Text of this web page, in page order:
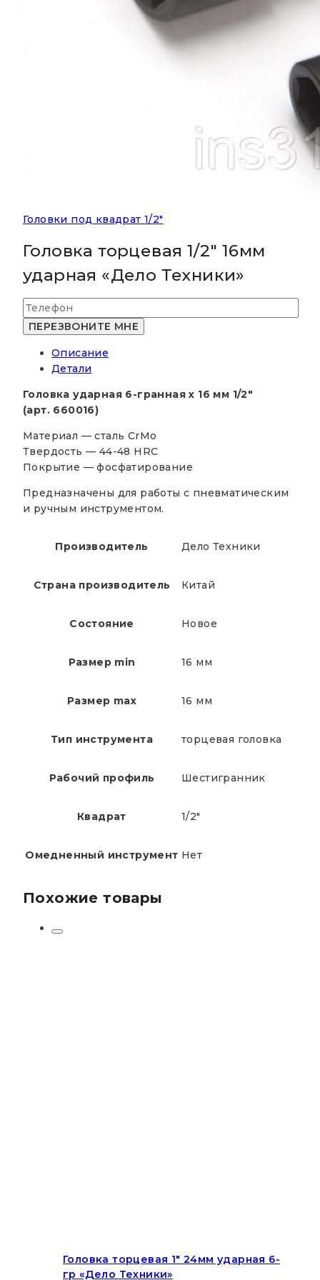
Головки под квадрат 1/2"
Головка торцевая 1/2″ 16мм
ударная «Дело Техники»
Описание
Детали
Головка ударная 6-гранная х 16 мм 1/2″
(арт. 660016)
Материал — сталь CrMo
Твердость — 44-48 HRC
Покрытие — фосфатирование
Предназначены для работы с пневматическим
и ручным инструментом.
Производитель Дело Техники
Страна производитель Китай
Состояние Новое
Размер min 16 мм
Размер max 16 мм
Тип инструмента торцевая головка
Рабочий профиль Шестигранник
Квадрат 1/2"
Омедненный инструмент Нет
Похожие товары
Головка торцевая 1″ 24мм ударная 6-
гр «Дело Техники»